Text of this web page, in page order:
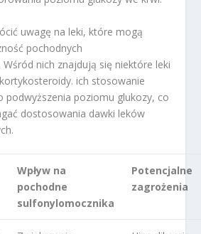
uwagę na leki, które mogą
pochodnych
nich znajdują się niektóre leki
ich stosowanie
podwyższenia poziomu glukozy, co
dostosowania dawki leków
Wpływ na
pochodne
sulfonylomocznika
Potencjalne
zagrożenia